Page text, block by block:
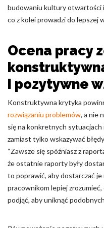
budowaniu kultury otwartości
co z kolei prowadzi do lepszej
Ocena pracy
i pozytywne
Konstruktywna krytyka
rozwiązaniu problemów, a nie
się na konkretnych
zamiast tylko wskazywać
“Zawsze się spóźniasz z
że ostatnie raporty były
to poprawić, aby dostarczać je
pracownikom lepiej
podjąć, aby uniknąć